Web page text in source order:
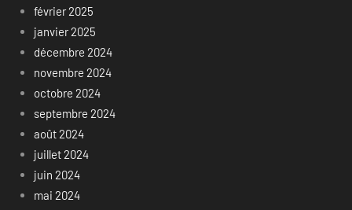
février 2025
janvier 2025
décembre 2024
novembre 2024
octobre 2024
septembre 2024
août 2024
juillet 2024
juin 2024
mai 2024